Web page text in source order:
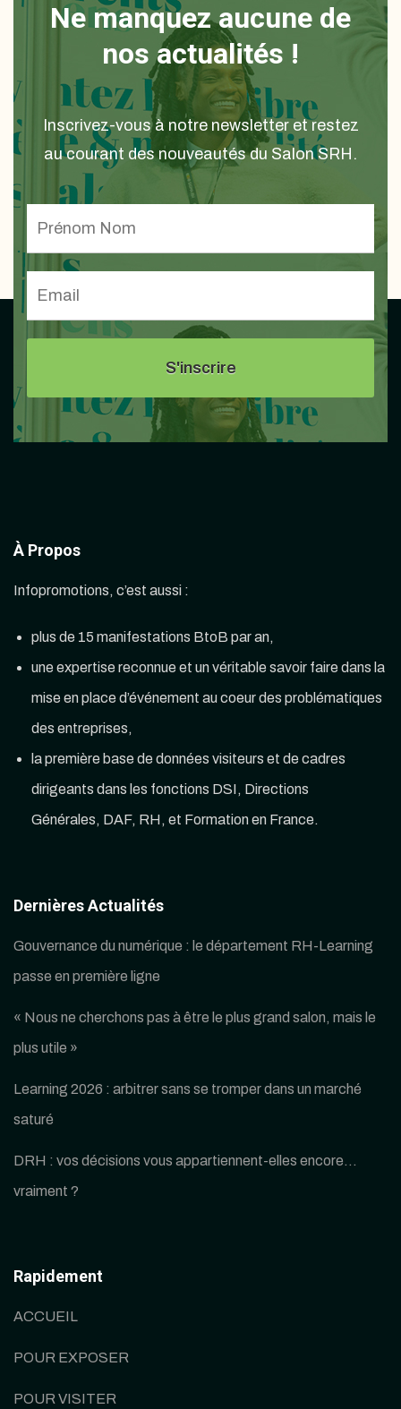
Ne manquez aucune de
nos actualités !
Inscrivez-vous à notre newsletter et restez
au courant des nouveautés du Salon SRH.
À Propos
Infopromotions, c’est aussi :
plus de 15 manifestations BtoB par an,
une expertise reconnue et un véritable savoir faire dans la
mise en place d’événement au coeur des problématiques
des entreprises,
la première base de données visiteurs et de cadres
dirigeants dans les fonctions DSI, Directions
Générales, DAF, RH, et Formation en France.
Dernières Actualités
Gouvernance du numérique : le département RH-Learning
passe en première ligne
« Nous ne cherchons pas à être le plus grand salon, mais le
plus utile »
Learning 2026 : arbitrer sans se tromper dans un marché
saturé
DRH : vos décisions vous appartiennent-elles encore…
vraiment ?
Rapidement
ACCUEIL
POUR EXPOSER
POUR VISITER